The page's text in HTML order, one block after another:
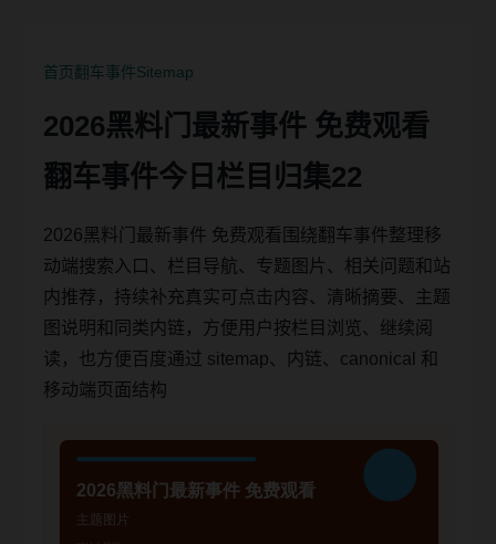
首页翻车事件Sitemap
2026黑料门最新事件 免费观看
翻车事件今日栏目归集22
2026黑料门最新事件 免费观看围绕翻车事件整理移
动端搜索入口、栏目导航、专题图片、相关问题和站
内推荐，持续补充真实可点击内容、清晰摘要、主题
图说明和同类内链，方便用户按栏目浏览、继续阅
读，也方便百度通过 sitemap、内链、canonical 和
移动端页面结构